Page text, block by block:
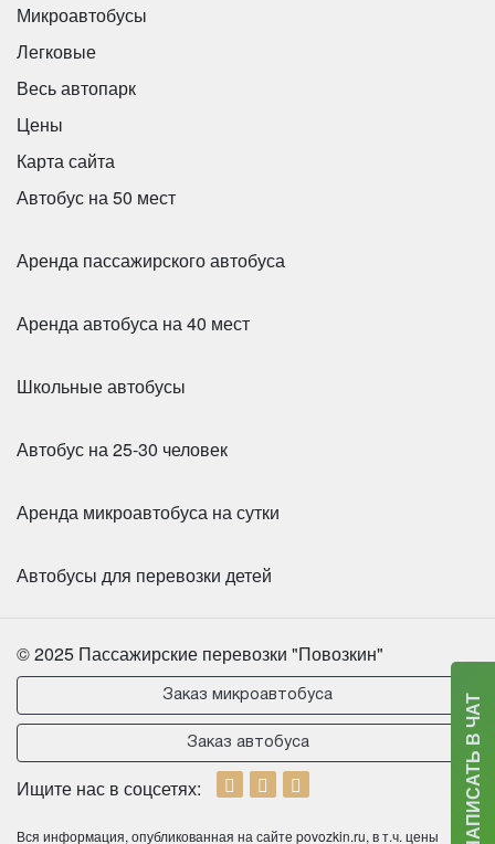
Микроавтобусы
Легковые
Весь автопарк
Цены
Карта сайта
Автобус на 50 мест
Аренда пассажирского автобуса
Аренда автобуса на 40 мест
Школьные автобусы
Автобус на 25-30 человек
Аренда микроавтобуса на сутки
Автобусы для перевозки детей
© 2025 Пассажирские перевозки "Повозкин"
Заказ микроавтобуса
Заказ автобуса
Ищите нас в соцсетях:
Вся информация, опубликованная на сайте povozkin.ru, в т.ч. цены
НАПИСАТЬ В ЧАТ